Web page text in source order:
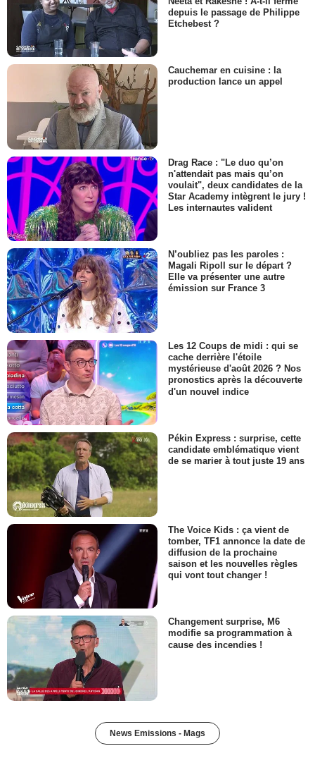
depuis le passage de Philippe
Etchebest ?
Cauchemar en cuisine : la
production lance un appel
Drag Race : "Le duo qu’on
n'attendait pas mais qu’on
voulait", deux candidates de la
Star Academy intègrent le jury !
Les internautes valident
N’oubliez pas les paroles :
Magali Ripoll sur le départ ?
Elle va présenter une autre
émission sur France 3
Les 12 Coups de midi : qui se
cache derrière l'étoile
mystérieuse d'août 2026 ? Nos
pronostics après la découverte
d'un nouvel indice
Pékin Express : surprise, cette
candidate emblématique vient
de se marier à tout juste 19 ans
The Voice Kids : ça vient de
tomber, TF1 annonce la date de
diffusion de la prochaine
saison et les nouvelles règles
qui vont tout changer !
Changement surprise, M6
modifie sa programmation à
cause des incendies !
News Emissions - Mags